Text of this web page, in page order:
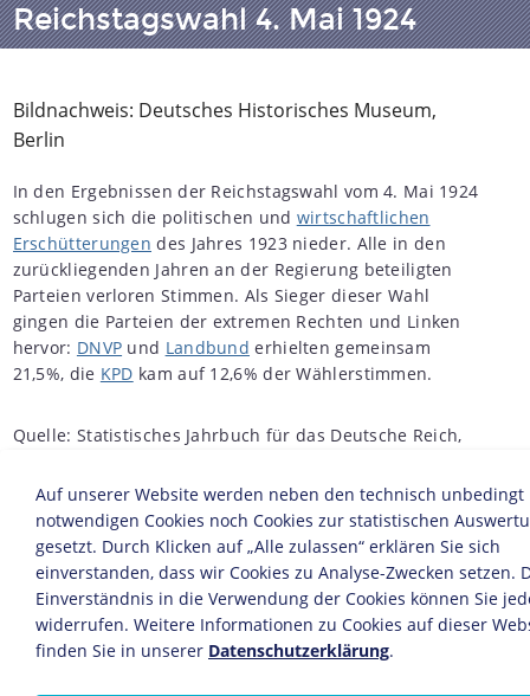
Reichstagswahl 4. Mai 1924
Bildnachweis: Deutsches Historisches Museum,
Berlin
In den Ergebnissen der Reichstagswahl vom 4. Mai 1924
schlugen sich die politischen und wirtschaftlichen
Erschütterungen des Jahres 1923 nieder. Alle in den
zurückliegenden Jahren an der Regierung beteiligten
Parteien verloren Stimmen. Als Sieger dieser Wahl
gingen die Parteien der extremen Rechten und Linken
hervor: DNVP und Landbund erhielten gemeinsam
21,5%, die KPD kam auf 12,6% der Wählerstimmen.
Quelle: Statistisches Jahrbuch für das Deutsche Reich,
© Infographics Group GmbH
Diese Statistik ist eingebunden in folgende LeMO-Seite:
Chronik 1924
Die Neugründung der NSDAP 1925
Auf unserer Website werden neben den technisch unbedingt
notwendigen Cookies noch Cookies zur statistischen
gesetzt. Durch Klicken auf „Alle zulassen“ erklären Sie sich
einverstanden, dass wir Cookies zu Analyse-Zwecken setzen.
Einverständnis in die Verwendung der Cookies können Sie
widerrufen. Weitere Informationen zu Cookies auf dieser
finden Sie in unserer Datenschutzerklärung.